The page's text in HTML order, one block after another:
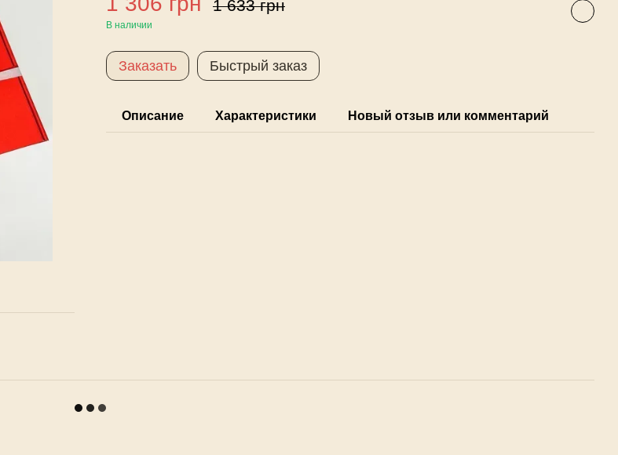
1 633 грн
В наличии
Заказать Быстрый заказ
Описание Характеристики Новый отзыв или комментарий